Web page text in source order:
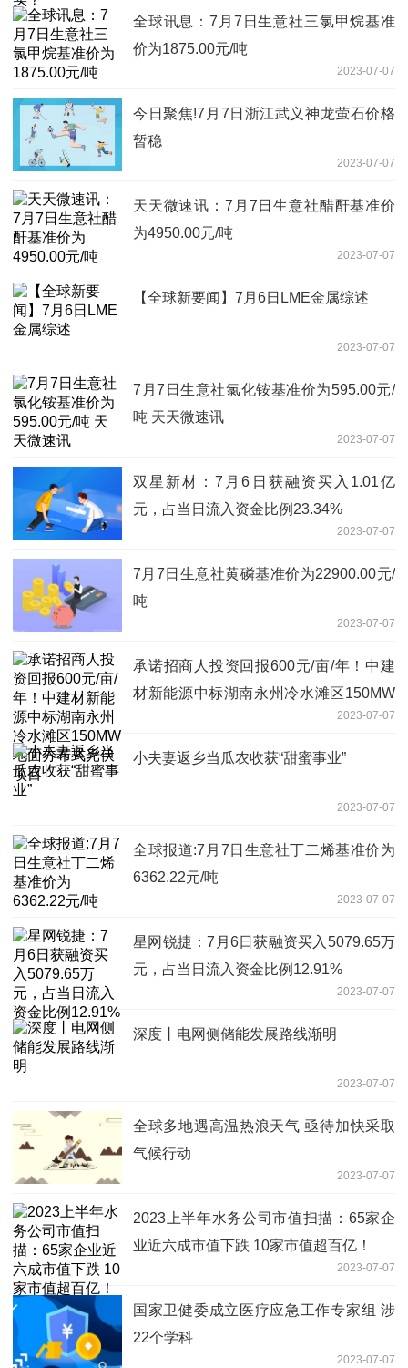
全球讯息：7月7日生意社三氯甲烷基准
价为1875.00元/吨
2023-07-07
今日聚焦!7月7日浙江武义神龙萤石价格
暂稳
2023-07-07
天天微速讯：7月7日生意社醋酐基准价
为4950.00元/吨
2023-07-07
【全球新要闻】7月6日LME金属综述
2023-07-07
7月7日生意社氯化铵基准价为595.00元/
吨 天天微速讯
2023-07-07
双星新材：7月6日获融资买入1.01亿
元，占当日流入资金比例23.34%
2023-07-07
7月7日生意社黄磷基准价为22900.00元/
吨
2023-07-07
承诺招商人投资回报600元/亩/年！中建
材新能源中标湖南永州冷水滩区150MW
2023-07-07
小夫妻返乡当瓜农收获“甜蜜事业”
2023-07-07
全球报道:7月7日生意社丁二烯基准价为
6362.22元/吨
2023-07-07
星网锐捷：7月6日获融资买入5079.65万
元，占当日流入资金比例12.91%
2023-07-07
深度丨电网侧储能发展路线渐明
2023-07-07
全球多地遇高温热浪天气 亟待加快采取
气候行动
2023-07-07
2023上半年水务公司市值扫描：65家企
业近六成市值下跌 10家市值超百亿！
2023-07-07
国家卫健委成立医疗应急工作专家组 涉
22个学科
2023-07-07